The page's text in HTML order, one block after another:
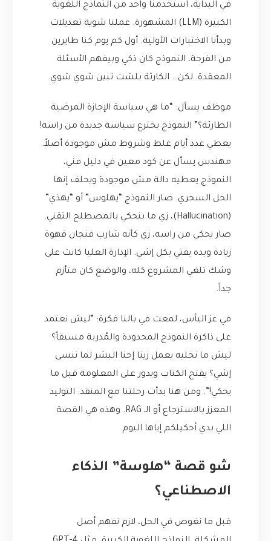
في البداية، استخدمنا واحد من النماذج اللغوية
الكبيرة (LLM) المشهورة. عملنا شوية تعديلات
وبدأنا الاختبارات الأولية. أول كم يوم كنا طايرين
من الفرحة، النموذج كان ذكي وبيفهم الأسئلة
المعقدة. لكن… الكارثة بلشت تبين شوي شوي.
موظف يسأل: “ما هي سياسة الإجازة المرضية
الطارئة؟” النموذج يخترع سياسة جديدة من راسه!
يعطي عدد أيام غلط وشروط مش موجودة أصلاً.
مهندس يسأل عن كود معين في دليل فني،
النموذج يعطيه دالة مش موجودة ويحلف إنها
الحل السحري. صار النموذج “يهلوس” أو “يهذي”
(Hallucination)، زي ما بنحكي بالمصطلح التقني.
صار يحكي من راسه، زي كأنه شارب فنجان قهوة
زيادة وبده يفتي بكل إشي. الإدارة العليا كانت على
وشك تلغي المشروع كله، والوضع كان متأزم
جداً.
في عز اليأس، لمعت في بالنا فكرة: “ليش نعتمد
على ذاكرة النموذج المحدودة والمُدربة مسبقاً؟
ليش ما نخليه يعمل زينا إحنا البشر لما ننسى
إشي؟ يفتح الكتاب ويدور على المعلومة قبل ما
يحكي!”. ومن هنا بدأت رحلتنا مع المنقذ: التوليد
المعزز بالاسترجاع أو الـ RAG. وهذه هي القصة
اللي بدي أحكيلكم إياها اليوم.
شو قصة “هلوسة” الذكاء
الاصطناعي؟
قبل ما نغوص في الحل، لازم نفهم أصل